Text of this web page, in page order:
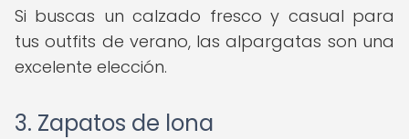
Si buscas un calzado fresco y casual para
tus outfits de verano, las alpargatas son una
excelente elección.
3. Zapatos de lona